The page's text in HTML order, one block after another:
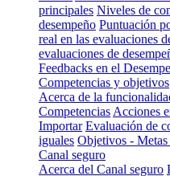
principales Niveles de
desempeño Puntuación
real en las evaluaciones
evaluaciones de
Feedbacks en el
Competencias y objetivos
Acerca de la
Competencias Acciones
Importar Evaluación de
iguales Objetivos -
Canal seguro
Acerca del Canal seguro